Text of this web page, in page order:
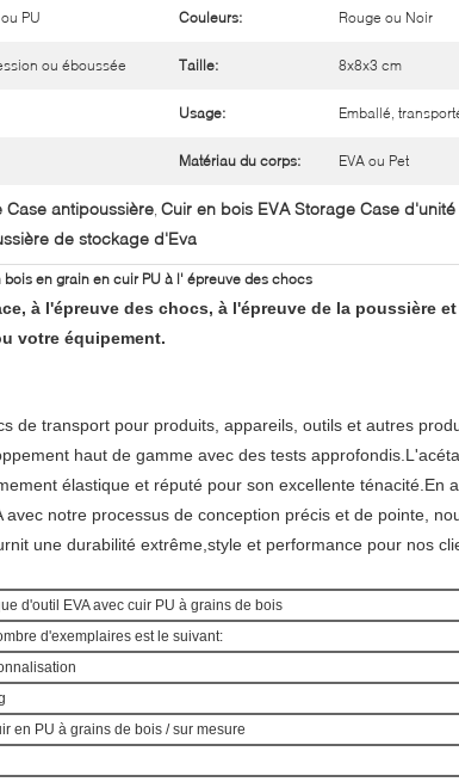
PU Couleurs: Rouge ou Noir
ou éboussée Taille: 8x8x3 cm
Usage: Emballé,
Matériau du corps: EVA ou Pet
Case antipoussière, Cuir en bois EVA Storage Case
de stockage d'Eva
en grain en cuir PU à l' épreuve des chocs
à l'épreuve des chocs, à l'épreuve de la poussière
votre équipement.
de transport pour produits, appareils, outils et autres
haut de gamme avec des tests
élastique et réputé pour son excellente ténacité.En
avec notre processus de conception précis et de pointe,
une durabilité extrême,style et performance pour nos
d'outil EVA avec cuir PU à grains de bois
d'exemplaires est le suivant:
en PU à grains de bois / sur mesure